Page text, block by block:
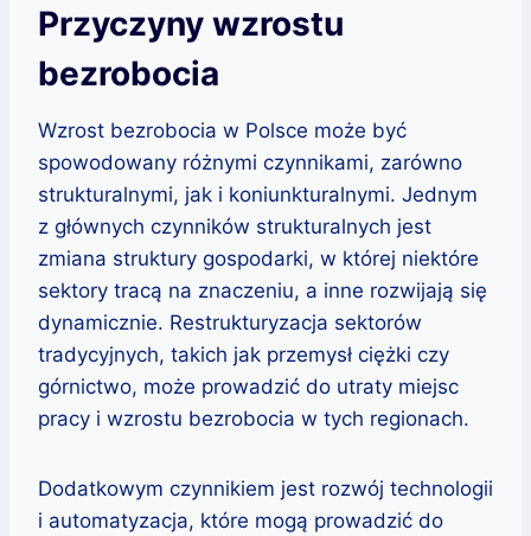
Przyczyny wzrostu
bezrobocia
Wzrost bezrobocia w Polsce może być
spowodowany różnymi czynnikami, zarówno
strukturalnymi, jak i koniunkturalnymi. Jednym
z głównych czynników strukturalnych jest
zmiana struktury gospodarki, w której niektóre
sektory tracą na znaczeniu, a inne rozwijają się
dynamicznie. Restrukturyzacja sektorów
tradycyjnych, takich jak przemysł ciężki czy
górnictwo, może prowadzić do utraty miejsc
pracy i wzrostu bezrobocia w tych regionach.
Dodatkowym czynnikiem jest rozwój technologii
i automatyzacja, które mogą prowadzić do